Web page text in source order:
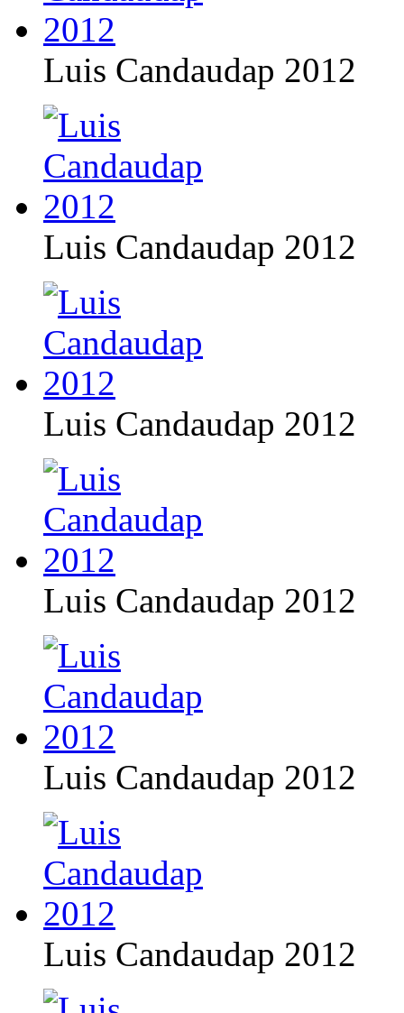
Luis Candaudap 2012
Luis Candaudap 2012
Luis Candaudap 2012
Luis Candaudap 2012
Luis Candaudap 2012
Luis Candaudap 2012